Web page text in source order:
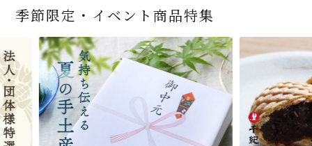
宇治抹茶だいふく 和
三盆仕立て 6個入
2,592 (税込)
お茶屋の京都 宇治抹
茶サンド 3個入
(税込)
近江米と日本酒の「み
ずかがみ」パウンドケ
ーキ（カット）-単品-
540
商品一覧はこちら
緑茶ティーパック（セ
ンパックシリーズ） 5g
×50袋
864 (税込)
ありがとう メッセージ
付き緑茶ティーバッグ
4g×2包
(税込)
【季節限定】水出し緑
茶詰合せ 気軽に愉し
むセット
1,420 (税込)
商品一覧はこちら
宇治抹茶そば3袋・そ
ばつゆ6袋（6人前）セ
ット 化粧箱（カート
ン/ギフトボックス）
3,032 (税込)
宇治抹茶そば２袋・そ
ばつゆ４袋（４人前）
竹かごセット
(税込)
【送料込み】宇治抹茶
そば160ｇ×2袋（4人
前）＋特撰そばつゆ4
個（ポスト便）
2,028 (税込)
商品一覧はこちら
老舗茶舗の宇治抹茶
かすていらと宇治冠煎
茶の詰合せ
4,112 (税込)
宇治抹茶焼き菓子詰
合せ 12個入
～抹茶づくし～
(税込)
老舗茶舗のひやひやス
イーツセット 3種6個
3,356 (税込)
商品一覧はこちら
茶道具 帛紗 ふくさ 無
地 正絹帛紗 7匁(もん
め) (朱・赤・紫) (ポス
ト便対応可)
4,730 (税込)
茶道具 扇子（せんす）
扇子 利休百首 白竹 6
寸
(税込)
茶道具 抹茶茶碗（まっ
ちゃちゃわん） 刷毛目
茶碗 前田 瑞雲
4,290 (税込)
商品一覧はこちら
季節限定・イベント商品特集